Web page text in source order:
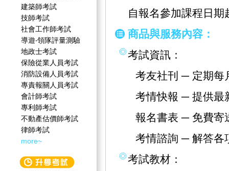
建築師考試
技師考試
社會工作師‍考試
導遊‧領隊評量測驗
地政士考試
保險從業人員考試
消防設備人員考試
專責報關人員考試
會計師考試
專利師考試
不動產估價師考試
律師考試
more~
自報名參加課程日
商品與服務內容：
考試資訊：
考友社刊 ─ 定期每
考情快報 ─ 提供最
報名書表 ─ 免費寄
考情諮詢 ─ 解答各
考試教材：